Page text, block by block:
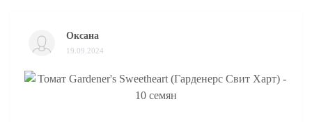
Оксана
19.09.2024